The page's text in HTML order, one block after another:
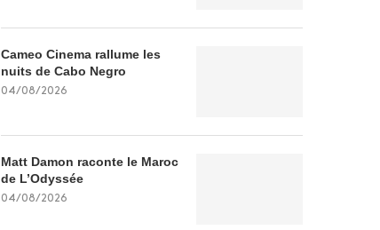
Cameo Cinema rallume les
nuits de Cabo Negro
04/08/2026
Matt Damon raconte le Maroc
de L’Odyssée
04/08/2026